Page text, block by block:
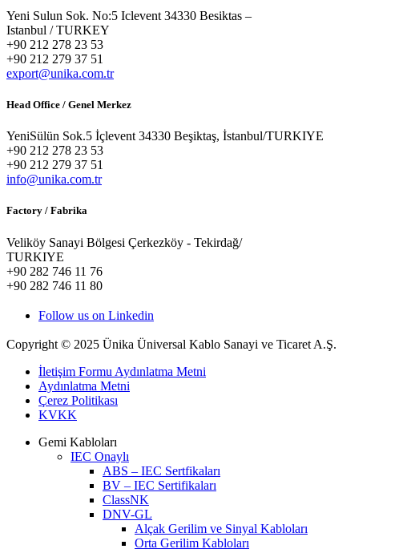
Yeni Sulun Sok. No:5 Iclevent 34330 Besiktas –
Istanbul / TURKEY
+90 212 278 23 53
+90 212 279 37 51
export@unika.com.tr
Head Office / Genel Merkez
YeniSülün Sok.5 İçlevent 34330 Beşiktaş, İstanbul/TURKIYE
+90 212 278 23 53
+90 212 279 37 51
info@unika.com.tr
Factory / Fabrika
Veliköy Sanayi Bölgesi Çerkezköy - Tekirdağ/
TURKIYE
+90 282 746 11 76
+90 282 746 11 80
Follow us on Linkedin
Copyright © 2025 Ünika Üniversal Kablo Sanayi ve Ticaret A.Ş.
İletişim Formu Aydınlatma Metni
Aydınlatma Metni
Çerez Politikası
KVKK
Gemi Kabloları
IEC Onaylı
ABS – IEC Sertfikaları
BV – IEC Sertifikaları
ClassNK
DNV-GL
Alçak Gerilim ve Sinyal Kabloları
Orta Gerilim Kabloları